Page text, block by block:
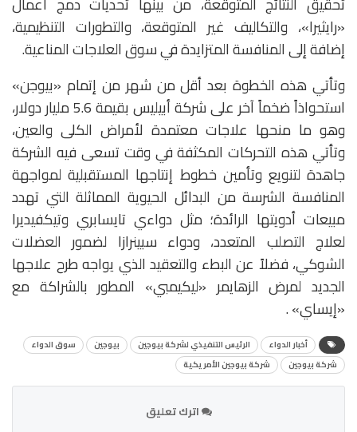
«رايثيرا»، والتكاليف غير المتوقعة، والتطورات التنظيمية،
إضافة إلى المنافسة المتزايدة في سوق العلاجات المناعية.
وتأتي هذه الخطوة بعد أقل من شهر من إتمام «بيوجن»
استحواذاً ضخماً آخر على شركة أبيليس بقيمة 5.6 مليار دولار،
وهو ما منحها علاجات معتمدة لأمراض الكلى والعين،
وتأتي هذه التحركات المكثفة في وقت تسعى فيه الشركة
جاهدة لتنويع وتأمين خطوط إنتاجها المستقبلية لمواجهة
المنافسة الشرسة من البدائل الحيوية المماثلة التي تهدد
مبيعات أدويتها الرائدة؛ مثل دواءي تايسابري وتيكفيديرا
لعلاج التصلب المتعدد، ودواء سبينرازا لضمور العضلات
الشوكي، فضلاً عن البطء والتعقيد الذي يواجه طرح علاجها
الجديد لمرض الزهايمر «ليكيمبي» المطور بالشراكة مع
«إيساي» .
أخبار الدواء الرئيس التنفيذي لشركة بيوجين بيوجين
سوق الدواء
شركة بيوجين
شركة بيوجين الأمريكية
اترك تعليق